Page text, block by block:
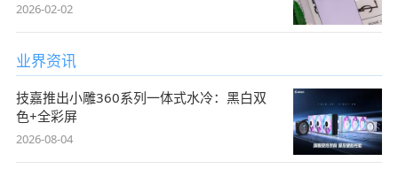
2026-02-02
业界资讯
技嘉推出小雕360系列一体式水冷：黑白双
色+全彩屏
2026-08-04